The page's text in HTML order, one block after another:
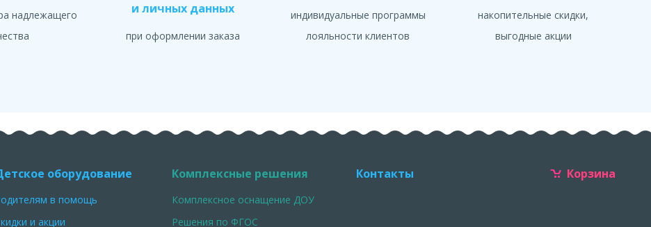
надлежащего
и личных данных
при оформлении заказа
индивидуальные программы
лояльности клиентов
накопительные скидки,
выгодные акции
оборудование
в помощь
и акции
Комплексные решения
Комплексное оснащение ДОУ
Решения по ФГОС
Контакты Корзина